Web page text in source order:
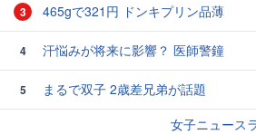
3 465gで321円 ドンキプリン品薄
4 汗悩みが将来に影響？ 医師警鐘
5
まるで双子 2歳差兄弟が話題
女子ニュース